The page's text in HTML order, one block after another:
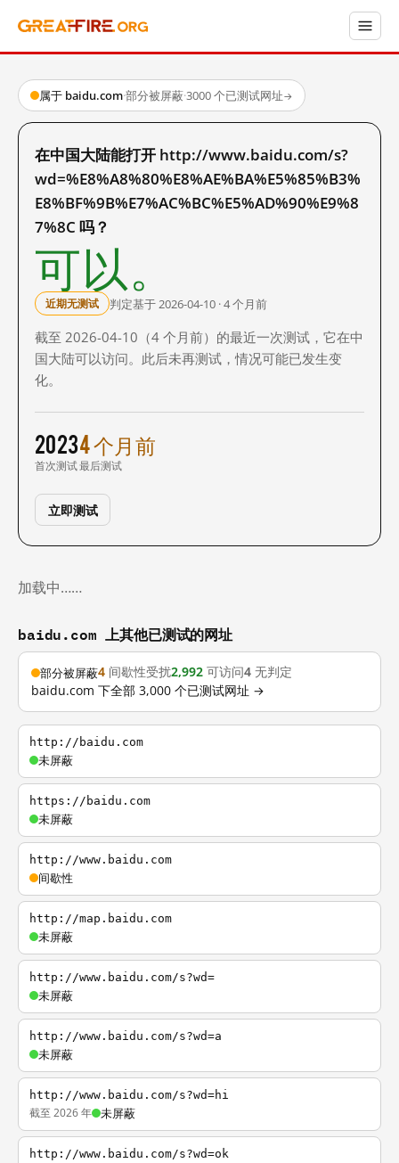
属于 baidu.com·部分被屏蔽·3000 个已测试网址→
在中国大陆能打开 http://www.baidu.com/s?
wd=%E8%A8%80%E8%AE%BA%E5%85%B3%
E8%BF%9B%E7%AC%BC%E5%AD%90%E9%8
7%8C 吗？
可以。
近期无测试 判定基于 2026-04-10 · 4 个月前
截至 2026-04-10（4 个月前）的最近一次测试，它在中
国大陆可以访问。此后未再测试，情况可能已发生变
化。
2023
首次测试
4 个月前
最后测试
立即测试
加载中……
baidu.com 上其他已测试的网址
部分被屏蔽4 间歇性受扰2,992 可访问4 无判定
baidu.com 下全部 3,000 个已测试网址 →
http://baidu.com
未屏蔽
https://baidu.com
未屏蔽
http://www.baidu.com
间歇性
http://map.baidu.com
未屏蔽
http://www.baidu.com/s?wd=
未屏蔽
http://www.baidu.com/s?wd=a
未屏蔽
http://www.baidu.com/s?wd=hi
截至 2026 年 未屏蔽
http://www.baidu.com/s?wd=ok